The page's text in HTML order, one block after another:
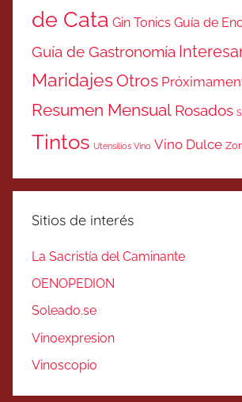
de Cata Gin Tonics Guía de
Guía de Gastronomía
MaridajesOtros
Resumen Mensual Rosados
Tintos Utensilios Vino Vino Dulce
Sitios de interés
La Sacristía del Caminante
OENOPEDION
Soleado.se
Vinoexpresion
Vinoscopio